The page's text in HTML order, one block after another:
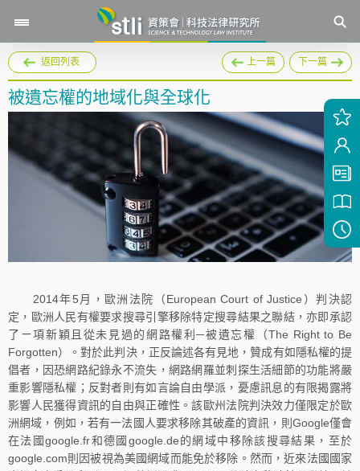
返回列表 上一篇 下一篇
被遺忘權的地域化與全球化
2014年5月，歐洲法院（European Court of Justice）判決認
定，歐洲人民有權要求搜尋引擎移除特定搜尋結果之聯結，亦即承認
了ㄧ項新穎且從未見過的網路權利─被遺忘權（The Right to Be
Forgotten）。對於此判決，正反論述各有見地，贊成有如隱私權的提
倡者，因恐網路紀錄永不流失，網路網羅並刺探生活細節的功能將嚴
重影響隱私權；反對者則有如言論自由學派，憂慮訊息的有限揭露將
影響人民獲得資訊的自由與正確性。該歐州法院判決效力僅限定於歐
洲網域，例如，若有一法國人要求移除其破產的資訊，則Google僅會
在法國google.fr和德國google.de的網域中移除該搜尋結果，至於
google.com則因被視為美國網域而能免於移除。然而，近來法國國家